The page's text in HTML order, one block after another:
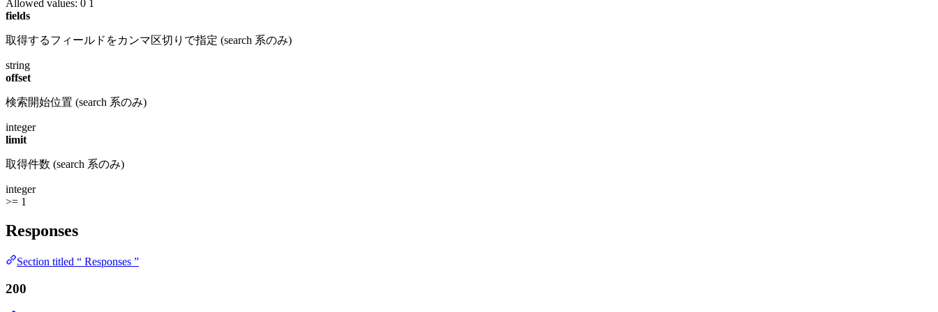
Allowed values: 0 1
fields
取得するフィールドをカンマ区切りで指定 (search 系のみ)
string
offset
検索開始位置 (search 系のみ)
integer
limit
取得件数 (search 系のみ)
integer
>= 1
Responses
Section titled “ Responses ”
200